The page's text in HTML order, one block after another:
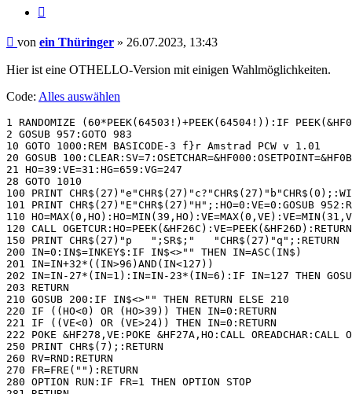
Beitrag
von ein Thüringer » 26.07.2023, 13:43
Hier ist eine OTHELLO-Version mit einigen Wahlmöglichkeiten.
Code: Alles auswählen
1 RANDOMIZE (60*PEEK(64503!)+PEEK(64504!)):IF PEEK(&HF000)=&H7E THEN 10
2 GOSUB 957:GOTO 983
10 GOTO 1000:REM BASICODE-3 f}r Amstrad PCW v 1.01
20 GOSUB 100:CLEAR:SV=7:OSETCHAR=&HF000:OSETPOINT=&HF0BA:OPOINT2=&HF256:ODRAW=&HF162:OGETCUR=&HF263:OREADCHAR=&HF277:OFINDCHAR=&HF287
21 HO=39:VE=31:HG=659:VG=247
28 GOTO 1010
100 PRINT CHR$(27)"e"CHR$(27)"c?"CHR$(27)"b"CHR$(0);:WIDTH 255
101 PRINT CHR$(27)"E"CHR$(27)"H";:HO=0:VE=0:GOSUB 952:RETURN
110 HO=MAX(0,HO):HO=MIN(39,HO):VE=MAX(0,VE):VE=MIN(31,VE):PRINT CHR$(27)"Y"CHR$(32+VE)CHR$(32+HO);:RETURN
120 CALL OGETCUR:HO=PEEK(&HF26C):VE=PEEK(&HF26D):RETURN
150 PRINT CHR$(27)"p   ";SR$;"   "CHR$(27)"q";:RETURN
200 IN=0:IN$=INKEY$:IF IN$<>"" THEN IN=ASC(IN$)
201 IN=IN+32*((IN>96)AND(IN<127))
202 IN=IN-27*(IN=1):IN=IN-23*(IN=6):IF IN=127 THEN GOSUB 120:IF HO>0 THEN IN$=CHR$(27)+"D "+CHR$(27)+"D" ELSE IN=0:IN$=""
203 RETURN
210 GOSUB 200:IF IN$<>"" THEN RETURN ELSE 210
220 IF ((HO<0) OR (HO>39)) THEN IN=0:RETURN
221 IF ((VE<0) OR (VE>24)) THEN IN=0:RETURN
222 POKE &HF278,VE:POKE &HF27A,HO:CALL OREADCHAR:CALL OFINDCHAR:IN=PEEK(&HF276):CN=-32*((IN>96)AND(IN<127)):IN=IN-CN:RETURN
250 PRINT CHR$(7);:RETURN
260 RV=RND:RETURN
270 FR=FRE(""):RETURN
280 OPTION RUN:IF FR=1 THEN OPTION STOP
281 RETURN
300 SR$=STR$(SR):IF SR>=0 THEN SR$=MID$(SR$,2)
301 RETURN
310 IF CN=0 THEN SR$=DEC$(SR,STRING$(CT,"#")) ELSE SR$=DEC$(SR,STRING$(CT-CN-1,"#")+"."+STRING$(CN,"#"))
311 IF LEFT$(SR$,1)="%" THEN SR$=STRING$(CT,"*")
312 RETURN
330 FOR OF=1 TO LEN(SR$)
331 IF ASC(MID$(SR$,OF,1))>95 THEN GOSUB 340
332 NEXT OF
333 RETURN
340 OSR=ASC(MID$(SR$,OF,1))-32
341 SR$=LEFT$(SR$,OF-1)+CHR$(OSR)+MID$(SR$,OF+1)
342 RETURN
350 LPRINT SR$;:RETURN
360 LPRINT:RETURN
400 IF SV=0 THEN 450
401 IF SD=0 THEN RETURN ELSE OP=SP:ODUUR=SD
402 OP=MAX(SP,11):OP=MIN(SP,112)
403 SD=SD*0.45:ODUUR=MAX(SD,1):ODUUR=MIN(SD,255)
412 OFREQ=880*(2^((OP-69)/12)):OCW=ROUND(400000!/3/OFREQ)-4:OCW=MAX(OCW,1):OCW=MIN(OCW,255)
413 OHLW=0.2*ODUUR*OFREQ:OHLW=MAX(OHLW,1):OHLW=MIN(OHLW,65535!)
415 OADR=&HF404:OLW=OHLW-256*INT(OHLW/256):POKE OADR,(OHLW-OLW)/256:OADR=&HF403:POKE OADR,OLW:OADR=&HF401:POKE OADR,OCW:OADR=&HF400
416 CALL OADR:RETURN
450 OSD=SD*3.45
451 OSD=OSD-1
452 GOSUB 200:IF IN=0 THEN 453 ELSE IF SV<>0 THEN 454
453 IF OSD>0 THEN 451 ELSE 457
454 SD=INT(OSD/3.45)
455 RETURN
457 SD=0:GOTO 455
500 ON NF+1 GOTO 541,541,516,521,516,521,516,521
516 OPEN "I",#2,NF$:INPUT #2,OBESTAND$:IN=0:RETURN
521 PRINT NF$:OPEN "O",#3,NF$:IN=0:RETURN
540 IN$="":IN=1:ON (NF+2)/2 GOTO 541,551,551,551
541 OTX$=CHR$(27)+"p   Arbeit mit Tape am Parallelport au~erhalb Basic mit BCREAD.COM / BCWRIT.COM   "+CHR$(27)+"q":GOSUB 951:RETURN
551 IN$=OBESTAND$:IF EOF(2) THEN 559 ELSE LINE INPUT #2,OBESTAND$
552 IF OBESTAND$<>"" THEN OU$=MID$(OBESTAND$,1,1):IF ASC(OU$)=26 THEN OBESTAND$="":IN=1:RETURN
553 IF EOF(2) THEN 559
554 IN=0:RETURN
559 RETURN
560 IN=1:ON (NF+1)/2 GOTO 561,575,575,574
561 GOSUB 541:RETURN
575 PRINT #3,SR$:IN=0:RETURN
580 ON NF+1 GOTO 541,541,591,593,591,593,591,593
591 CLOSE #2:RETURN     
593 PRINT #3,CHR$(26):PRINT #3,CHR$(26):CLOSE #3:RETURN 
600 PRINT CHR$(27)"f"CHR$(27)"c"CHR$(0)CHR$(27)"b?";:GOSUB 101:RETURN
620 GOSUB 655:OPH%=INT(OHO*HG):OPV%=INT(OVE*VG):OPM%=CN XOR 1:CALL OSETPOINT(OPV%,OPH%,OPM%):CALL OPOINT2(OPV%,OPH%):RETURN
630 GOSUB 655:OPH%=INT(OHO*HG):OPV%=INT(OVE*VG):OPM%=CN XOR 1:CALL ODRAW(OPV%,OPH%,OPM%):CALL OPOINT2(OPV%,OPH%):RETURN
650 GOSUB 655:OVE=MIN(OVE,0.972):OPV%=INT(OVE*VG):FOR OPT%=0 TO LEN(SR$)-1:OPH%=INT(OHO*HG)+OPT%*16:OPH%=MIN(OPH%,652):OPC%=-(CN=0)*ASC(MID$(SR$,OPT%+1,1))-32*(CN=1):CALL OSETCHAR(OPV%,OPH%,OPC%):NEXT OPT%:RETURN
655 OHO=MAX(0,HO):OHO=MIN(OHO,0.998):OVE=MAX(0,VE):OVE=MIN(OVE,0.995):RETURN
950 GOSUB 100:INPUT;"welches BasiCode-Programm laden (ENTER f}r R}ckkehr zu Mallard Basic) : ",IN$:IF IN$<>"" THEN CHAIN MERGE IN$,10,ALL,DELETE 1000-:ELSE CLEAR:PRINT CHR$(27)"E"CHR$(27)"H":END
951 GOSUB 120:OLEN=0.5*(90-LEN(OTX$)):PRINT CHR$(27)"0"CHR$(27)"Y@ ";:PRINT STRING$(OLEN,32);OTX$;:GOSUB 110:WHILE INKEY$="":WEND
952 PRINT CHR$(27)"0"CHR$(27)"Y@             BasiCode-3  f}r  Mallard Basic  auf  Amstrad PCW / Schneider JOYCE      ";:GOSUB 110:RETURN
953 REM Grafik-Routinen aus "SCREENY" von J. Steingr{ber & U. Baumgarten, PCAI 2'88
954 REM Sound-Routine aus "JOYCE COMPOSER" von P.-R. Wolter, PCAI 10'89
955 REM GOSUB 220 nach M. Anton Joyce-Sonderheft 1'87 und Norbert Finke PCAI 6/7'91
956 REM dynamische Berechnung des XBIOS-Vektors nach einem Hinweis von Werner Cirsovius 
1000 A=100:GOTO 20:REM  ** OTHELLO **
1010 DIM F(16,16),I4(14),J4(14),C$(14),D$(3)
1020 HT=HO:VT=VE:CC(0)=5:CC(1)=0:
1030 GOSUB 100:PRINT:SR$="OTHELLO":GOSUB 150
1040 PRINT " wird auf einem quadrat."
1050 PRINT " Brett gespielt, dessen Zeilen von 1-14"
1060 PRINT " und dessen Reihen von A-N bezeichnet"
1070 PRINT " sind. Die Ausgangsstellung ist alle"
1080 PRINT " Felder leer, ausser den mittleren"
1090 PRINT " die eine feste Form haben."
1100 PRINT " Versuche deine Steine so zu plazieren"
1110 PRINT " dass sie meine einschliessen indem sie":
1120 PRINT " eine horizontale, vertikale oder eine"
1130 PRINT " diagonale Linie bilden. Dann werden"
1140 PRINT " alle neu eingeschlossenen Steine in"
1150 PRINT " deine umgewandelt - und umgekehrt"
1160 PRINT " geht es natuerlich auch !"
1170 REM HO=0:VE=VT:GOSUB 110:PRINT "(Taste druecken)";    
1180 REM GOSUB 210:GOSUB 100:PRINT 
1190 PRINT:SR$="Beachte":GOSUB 150
1200 PRINT " Du musst mindestens einen"
1210 PRINT " von meinen Steinen schlagen wenn es"
1220 PRINT " moeglich ist; ansonsten gib fuer"
1230 PRINT " Deinen Zug   0,0   ein.":PRINT 
1240 PRINT "****************************************"
1500 REM *** INITIALISIERUNG ***
1510 D$(1)="X":D$(2)=".":D$(3)="O":SD=40
1520 SR$="Falsche Eingabe"
1530 RESTORE:FOR I=1 TO 14:READ I4(I),J4(I),C$(I):NEXT I
1540 PRINT "  Welche Spielfeldgroesse (3...14) ?":GOSUB 210
1550 IF ((IN<51) OR (IN>90)) THEN GOSUB 150:PRINT:GOTO 1540
1554 IF ((IN>57) AND (IN<86)) THEN IN=86
1556 IF IN>85 THEN IN=IN-28
1560 M=IN-48:G=INT(M/2)+1:V=INT(M/2)+2
1570 FOR I=1 TO 15:FOR J=1 TO 15:F(I,J)=0:NEXT J:NEXT I
1580 F(G,G)=1:F(V,V)=1:F(V,G)=-1:F(G,V)=-1
1590 C1=2:H1=2:N1=4:Z=0:XX=0:YY=0
1600 PRINT:PRINT "  Welche Betriebsart :"
1610 PRINT "    1 = gegen den Computer"
1620 PRINT "    2 = Computer gegen sich selbst"
1630 PRINT "    3 = zwei Spieler gegeneinander"
1640 GOSUB 210:IF ((IN<49) OR (IN>51)) THEN GOSUB 150:GOTO 1600
1650 IF IN=50 THEN XX=1:S2=2:C=1:H=-1:GOSUB 3510:GOTO 2010
1660 IF IN=51 THEN YY=1:C=1:H=-1:GOSUB 3510:GOTO 2510
1670 PRINT:PRINT "Soll ich meine grosse Staerke spielen"
1680 PRINT "   oder nicht (Y/N) ?":GOSUB 210
1690 IF IN=89 THEN S2=2:GOTO 1720
1700 IF IN=78 THEN S2=0:GOTO 1720
1710 GOSUB 150:PRINT:GOTO 1670
1720 PRINT:PRINT "  Willst Du  X oder O  ?":GOSUB 210
1730 IF IN=88 THEN C=1:H=-1:GOTO 1760
1740 IF IN=79 THEN C=-1:H=1:GOTO 1760
1750 GOSUB 150:PRINT:GOTO 1720
1760 PRINT:PRINT "  Willst Du anfangen ? Y/N":GOSUB 210
1770 IF IN=89 THEN GOSUB 3510:GOTO 2510
1780 IF IN=78 THEN GOSUB 3510:GOTO 2010
1790 GOSUB 150:PRINT:GOTO 1760
1800 VE=VT-2:HO=0:CC(0)=5:GOSUB 110:SD=20:GOSUB 450
1810 PRINT "                                     "
1820 REM PRINT "                                    "
1830 PRINT "                                    "
1840 VE=VT-2:GOSUB 110:RETURN
2000 REM *** COMPUTERZUG ***
2010 T1=C:T2=H
2020 B1=-1:I3=0:J3=0:IF ((H1=0) OR (N1=INT(M^2))) THEN 2760
2030 GOSUB 1800
2040 GOSUB 120:CC(0)=4:IF D$(T1+2)="O" THEN CC(0)=2
2042 VE=VE+1:GOSUB 110:PRINT " Bitte warten  '";
2044 PRINT D$(T1+2);
2046 PRINT "'  ist dran":VE=VE-1
2050 FOR I=2 TO M+1
2060 FOR J=2 TO M+1
2070 IF F(I,J)<>0 THEN 2170